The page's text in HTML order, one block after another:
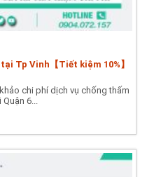
Tp Vinh【Tiết kiệm 10%】
chi phí dịch vụ chống thấm
6...